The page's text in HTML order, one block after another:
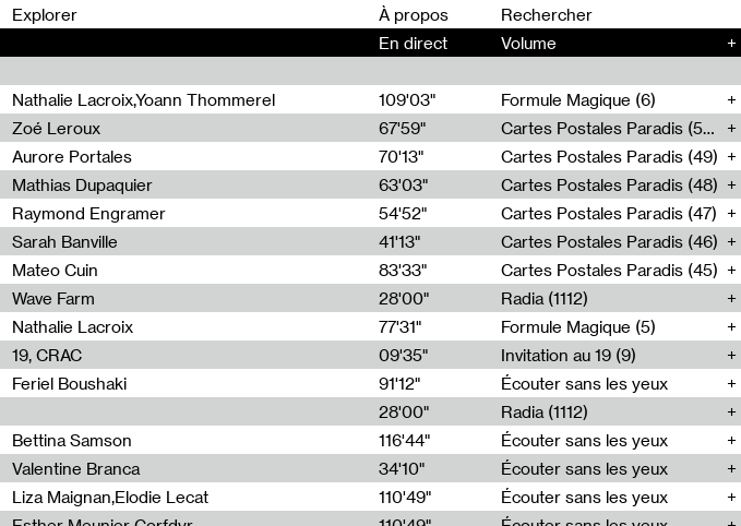
Explorer
À propos
En direct Volume +
Nathalie Lacroix,Yoann Thommerel 109'03"
Formule Magique (6)
Zoé Leroux 67'59"
Cartes Postales Paradis (50)
Aurore Portales 70'13"
Cartes Postales Paradis (49)
Mathias Dupaquier 63'03"
Cartes Postales Paradis (48)
Raymond Engramer 54'52"
Cartes Postales Paradis (47)
Sarah Banville 41'13"
Cartes Postales Paradis (46)
Mateo Cuin 83'33"
Cartes Postales Paradis (45)
Wave Farm 28'00"
Radia (1112)
Nathalie Lacroix 77'31"
Formule Magique (5)
19, CRAC 09'35"
Invitation au 19 (9)
Feriel Boushaki 91'12"
Écouter sans les yeux
28'00"
Radia (1112)
Bettina Samson 116'44"
Écouter sans les yeux
Valentine Branca 34'10"
Écouter sans les yeux
Liza Maignan,Elodie Lecat 110'49"
Écouter sans les yeux
00